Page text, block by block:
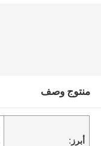
منتوج وصف
أبرز: